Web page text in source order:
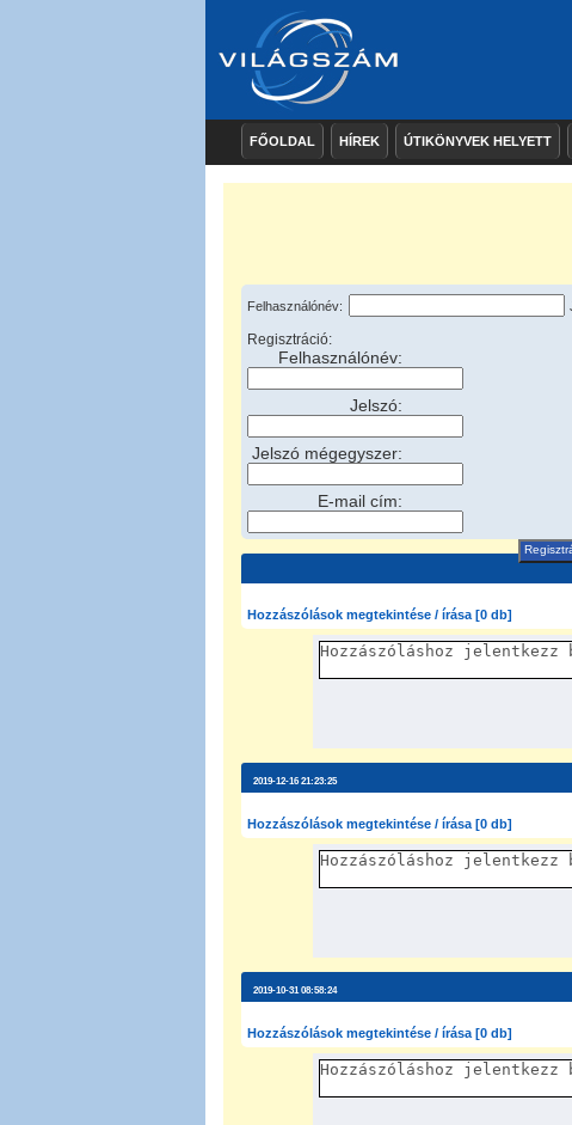
FŐOLDAL HÍREK ÚTIKÖNYVEK HELYETT
Felhasználónév:
Regisztráció:
Felhasználónév:
Jelszó:
Jelszó mégegyszer:
E-mail cím:
Hozzászólások megtekintése / írása [0 db]
2019-12-16 21:23:25
Hozzászólások megtekintése / írása [0 db]
2019-10-31 08:58:24
Hozzászólások megtekintése / írása [0 db]